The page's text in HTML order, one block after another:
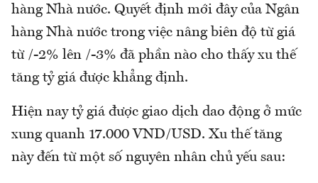
hàng Nhà nước. Quyết định mới đây của Ngân
hàng Nhà nước trong việc nâng biên độ từ giá
từ /-2% lên /-3% đã phần nào cho thấy xu thế
tăng tỷ giá được khẳng định.
Hiện nay tỷ giá được giao dịch dao động ở mức
xung quanh 17.000 VND/USD. Xu thế tăng
này đến từ một số nguyên nhân chủ yếu sau: